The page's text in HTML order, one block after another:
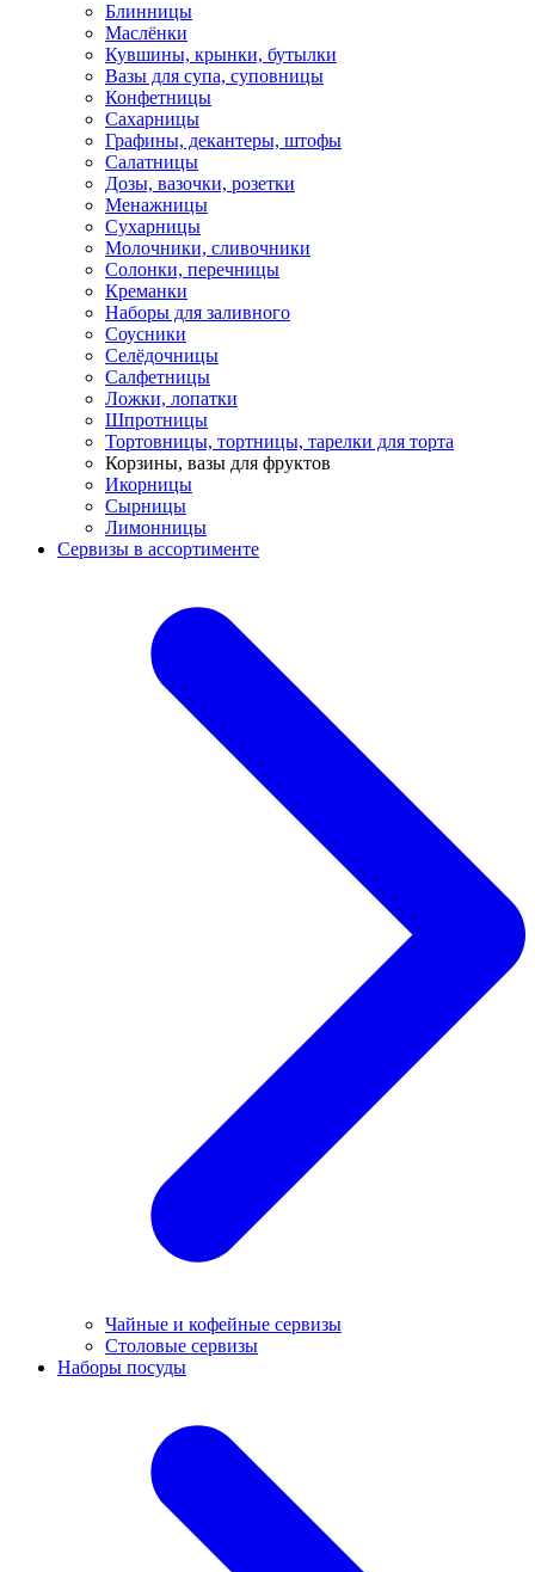
Блинницы
Маслёнки
Кувшины, крынки, бутылки
Вазы для супа, суповницы
Конфетницы
Сахарницы
Графины, декантеры, штофы
Салатницы
Дозы, вазочки, розетки
Менажницы
Сухарницы
Молочники, сливочники
Солонки, перечницы
Креманки
Наборы для заливного
Соусники
Селёдочницы
Салфетницы
Ложки, лопатки
Шпротницы
Тортовницы, тортницы, тарелки для торта
Корзины, вазы для фруктов
Икорницы
Сырницы
Лимонницы
Сервизы в ассортименте
Чайные и кофейные сервизы
Столовые сервизы
Наборы посуды